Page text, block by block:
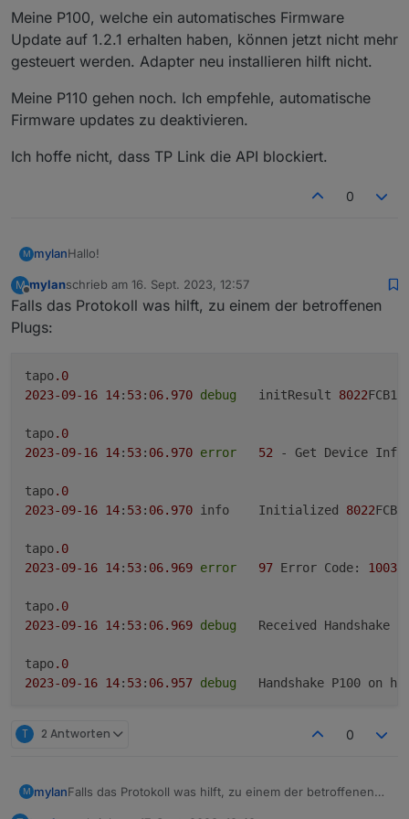
Loginablauf:
Die Tapo App Zugangsdaten eingeben
tapo.0.id.remote auf true setzen steuert den
jeweiligen Befehl
Steckdose und Kamerasteuerung aktivieren
Meine P100, welche ein automatisches Firmware
Update auf 1.2.1 erhalten haben, können jetzt nicht mehr
gesteuert werden. Adapter neu installieren hilft nicht.
Meine P110 gehen noch. Ich empfehle, automatische
Firmware updates zu deaktivieren.
Ich hoffe nicht, dass TP Link die API blockiert.
0
M mylanHallo!
Meine P100, welche ein automatisches Firmware Update
auf 1.2.1 erhalten haben, können jetzt nicht mehr
M
Offline
mylanschrieb am 16. Sept. 2023, 12:57
zuletzt editiert von
Falls das Protokoll was hilft, zu einem der betroffenen
Plugs:
tapo.0
2023-09-16 14: 53: 06.970 debug
	initResult
8022
tapo.0
2023-09-16 14: 53: 06.970 error 52 - Get Device
tapo.0
2023-09-16 14: 53: 06.970
	info	Initialized
8022
tapo.0
2023-09-16 14: 53: 06.969 error 97 Error Code: 1003
tapo.0
2023-09-16 14: 53: 06.969 debug
Received Handshake
tapo.0
2023-09-16 14: 53: 06.957 debug
Handshake P100 on
2023-09-16 14:
Constructing P100
2023-09-16 14 :53:06.534
	info	Init device
8022
T 2 Antworten 0
M mylanFalls das Protokoll was hilft, zu einem der betroffenen